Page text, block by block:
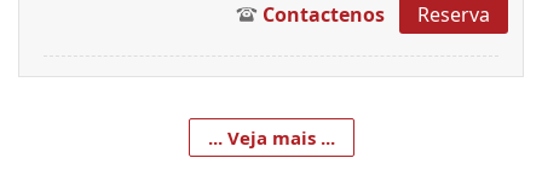
Contactenos Reserva
... Veja mais ...